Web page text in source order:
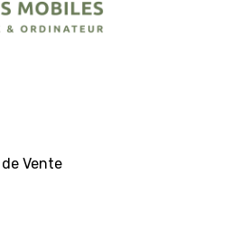
Vente